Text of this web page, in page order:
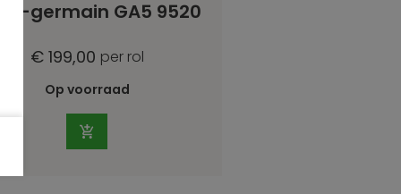
germain GA5 9520
€ 199,00 per rol
Op voorraad